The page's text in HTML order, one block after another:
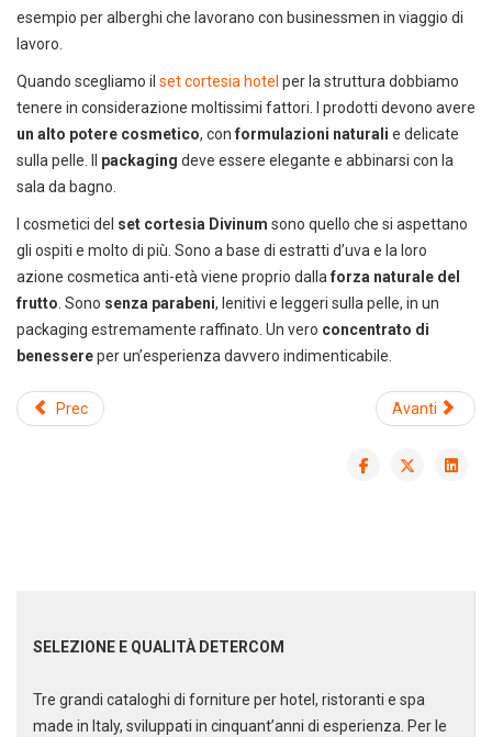
scaricando i cataloghi in PDF.
Forniture per hotel, ristoranti e
SELEZIONE E QUALITÀ DETERCOM
Tre grandi cataloghi di forniture per hotel, ristoranti e spa
made in Italy, sviluppati in cinquant’anni di esperienza. Per le
esempio per alberghi che lavorano con businessmen in viaggio di
lavoro.
Quando scegliamo il set cortesia hotel per la struttura dobbiamo
tenere in considerazione moltissimi fattori. I prodotti devono avere
un alto potere cosmetico, con formulazioni naturali e delicate
sulla pelle. Il packaging deve essere elegante e abbinarsi con la
sala da bagno.
I cosmetici del set cortesia Divinum sono quello che si aspettano
gli ospiti e molto di più. Sono a base di estratti d’uva e la loro
azione cosmetica anti-età viene proprio dalla forza naturale del
frutto . Sono senza parabeni, lenitivi e leggeri sulla pelle, in un
packaging estremamente raffinato. Un vero concentrato di
benessereper un’esperienza davvero indimenticabile.
Prec Avanti